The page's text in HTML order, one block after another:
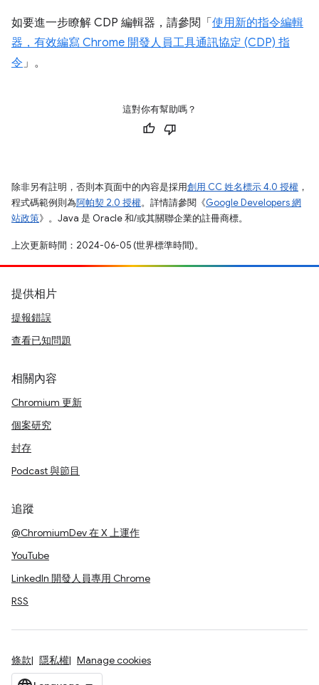
如要進一步瞭解 CDP 編輯器，請參閱「 使用新的指令編輯
器，有效編寫 Chrome 開發人員工具通訊協定 (CDP) 指
令」。
這對你有幫助嗎？
除非另有註明，否則本頁面中的內容是採用創用 CC 姓名標示 4.0 授權 ，
程式碼範例則為阿帕契 2.0 授權。詳情請參閱《Google Developers 網
站政策》。Java 是 Oracle 和/或其關聯企業的註冊商標。
上次更新時間：2024-06-05 (世界標準時間)。
提供相片
提報錯誤
查看已知問題
相關內容
Chromium 更新
個案研究
封存
Podcast 與節目
追蹤
@ChromiumDev 在 X 上運作
YouTube
LinkedIn 開發人員專用 Chrome
RSS
條款 隱私權 Manage cookies